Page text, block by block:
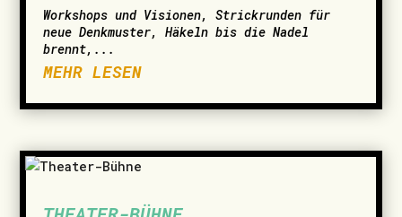
Workshops und Visionen, Strickrunden für
neue Denkmuster, Häkeln bis die Nadel
brennt,...
MEHR LESEN